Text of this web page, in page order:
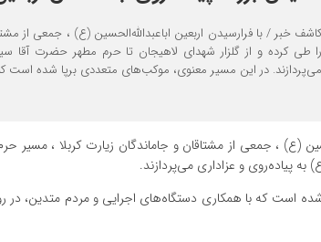
خبر / با فرارسیدن اربعین اباعبدالله‌الحسین (ع) ، جمعی از
را طی کرده و از گلزار شهدای لاهیجان تا حرم مطهر حضرت آقا
می‌پردازند. در این مسیر معنوی، موکب‌های متعددی برپا شده است
(ع) ، جمعی از مشتاقان و جاماندگان زیارت کربلا ، مسیر
پیاده‌روی و عزاداری می‌پردازند.
است که با همکاری دستگاه‌های اجرایی و مردم متدین، در روز